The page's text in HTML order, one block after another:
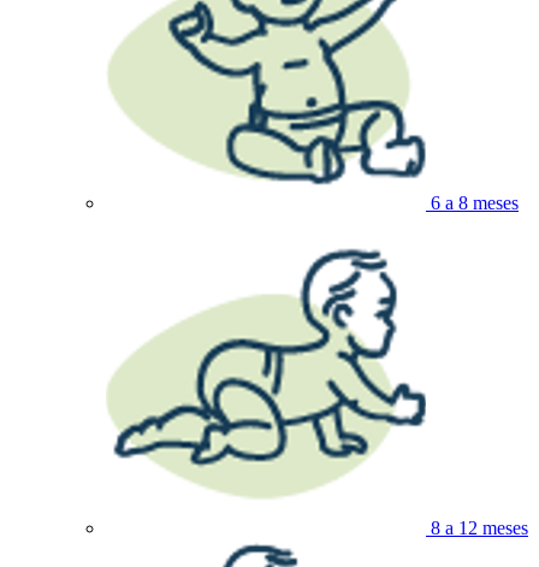
6 a 8 meses
8 a 12 meses